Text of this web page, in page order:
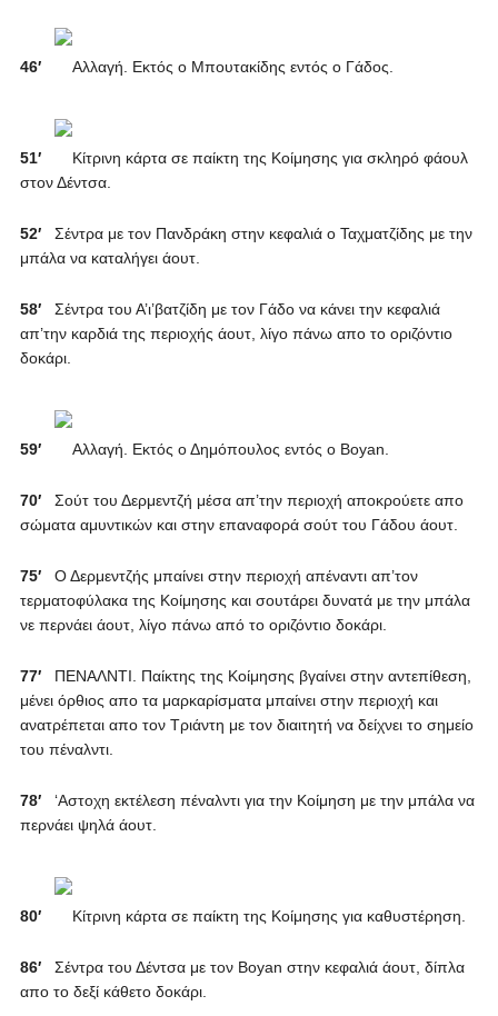
46′ Αλλαγή. Εκτός ο Μπουτακίδης εντός ο Γάδος.
51′
Κίτρινη κάρτα σε παίκτη της Κοίμησης για σκληρό φάουλ
στον Δέντσα.
52′Σέντρα με τον Πανδράκη στην κεφαλιά ο Ταχματζίδης με την
μπάλα να καταλήγει άουτ.
58′Σέντρα του Α’ι’βατζίδη με τον Γάδο να κάνει την κεφαλιά
απ’την καρδιά της περιοχής άουτ, λίγο πάνω απο το οριζόντιο
δοκάρι.
59′ Αλλαγή. Εκτός ο Δημόπουλος εντός ο Βoyan.
70′Σούτ του Δερμεντζή μέσα απ’την περιοχή αποκρούετε απο
σώματα αμυντικών και στην επαναφορά σούτ του Γάδου άουτ.
75′Ο Δερμεντζής μπαίνει στην περιοχή απέναντι απ’τον
τερματοφύλακα της Κοίμησης και σουτάρει δυνατά με την μπάλα
νε περνάει άουτ, λίγο πάνω από το οριζόντιο δοκάρι.
77′ΠΕΝΑΛΝΤΙ. Παίκτης της Κοίμησης βγαίνει στην αντεπίθεση,
μένει όρθιος απο τα μαρκαρίσματα μπαίνει στην περιοχή και
ανατρέπεται απο τον Τριάντη με τον διαιτητή να δείχνει το σημείο
του πέναλντι.
78′‘Αστοχη εκτέλεση πέναλντι για την Κοίμηση με την μπάλα να
περνάει ψηλά άουτ.
80′ Κίτρινη κάρτα σε παίκτη της Κοίμησης για καθυστέρηση.
86′Σέντρα του Δέντσα με τον Βoyan στην κεφαλιά άουτ, δίπλα
απο το δεξί κάθετο δοκάρι.